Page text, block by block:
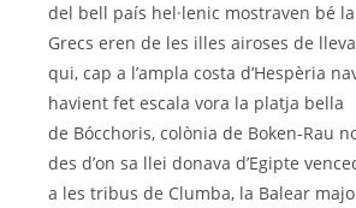
del bell país hel·lenic mostraven bé
Grecs eren de les illes airoses de
qui, cap a l’ampla costa d’Hespèria
havient fet escala vora la platja bella
de Bócchoris, colònia de Boken-Rau
des d’on sa llei donava d’Egipte
a les tribus de Clumba, la Balear